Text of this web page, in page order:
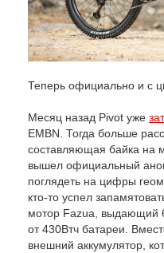
Теперь официально и с
Месяц назад Pivot уже
EMBN. Тогда больше
составляющая байка на
вышел официальный
поглядеть на цифры
кто-то успел
мотор Fazua, выдающий
от 430Втч батареи.
внешний аккумулятор,